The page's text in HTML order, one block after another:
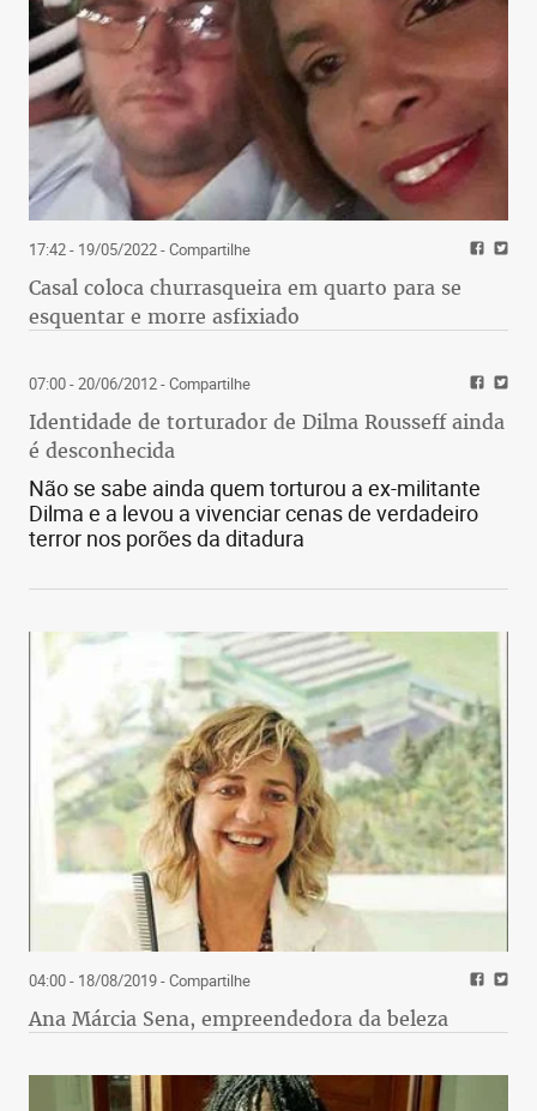
17:42 - 19/05/2022- Compartilhe
Casal coloca churrasqueira em quarto para se
esquentar e morre asfixiado
07:00 - 20/06/2012- Compartilhe
Identidade de torturador de Dilma Rousseff ainda
é desconhecida
Não se sabe ainda quem torturou a ex-militante
Dilma e a levou a vivenciar cenas de verdadeiro
terror nos porões da ditadura
04:00 - 18/08/2019- Compartilhe
Ana Márcia Sena, empreendedora da beleza